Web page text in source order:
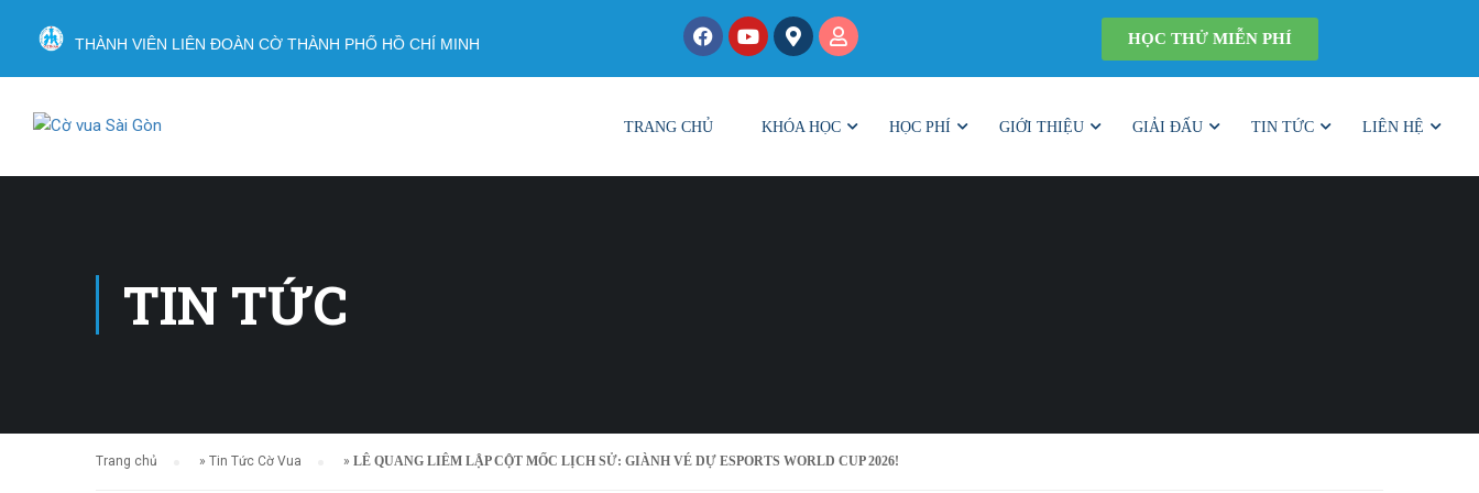
THÀNH VIÊN LIÊN ĐOÀN CỜ THÀNH PHỐ HỒ CHÍ MINH HỌC THỬ MIỄN PHÍ
TRANG CHỦ KHÓA HỌC HỌC PHÍ GIỚI THIỆU GIẢI ĐẤU TIN TỨC LIÊN HỆ
TIN TỨC
Trang chủ » Tin Tức Cờ Vua » LÊ QUANG LIÊM LẬP CỘT MỐC LỊCH SỬ: GIÀNH VÉ DỰ ESPORTS WORLD CUP 2026!